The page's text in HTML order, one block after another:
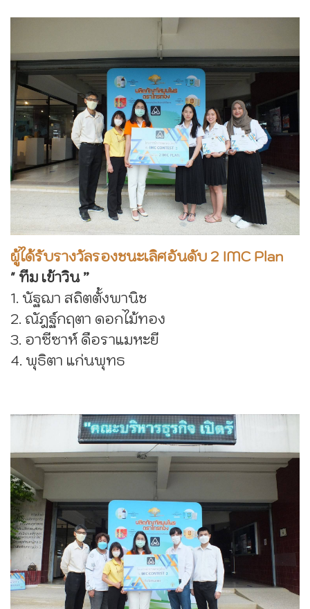
ผู้ได้รับรางวัลรองชนะเลิศอันดับ 2 IMC Plan
" ทีม เข้าวิน ”
1. นัฐฌา สถิตตั้งพานิช
2. ณัฎฐ์กฤตา ดอกไม้ทอง
3. อาซีซาห์ ดือราแมหะยี
4. พุธิตา แก่นพุทธ